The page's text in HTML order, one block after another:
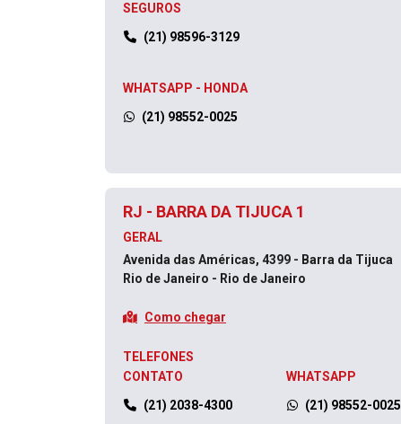
SEGUROS
(21) 98596-3129
WHATSAPP - HONDA
(21) 98552-0025
RJ - BARRA DA TIJUCA 1
GERAL
Avenida das Américas, 4399 - Barra da Tijuca
Rio de Janeiro - Rio de Janeiro
Como chegar
TELEFONES
CONTATO
(21) 2038-4300
WHATSAPP
(21) 98552-0025